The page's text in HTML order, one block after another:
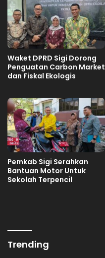
Waket DPRD Sigi Dorong
Penguatan Carbon Market
dan Fiskal Ekologis
Pemkab Sigi Serahkan
Bantuan Motor Untuk
Sekolah Terpencil
Trending